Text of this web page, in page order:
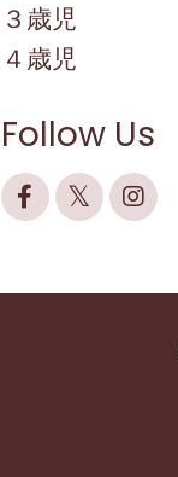
３歳児
４歳児
Follow Us